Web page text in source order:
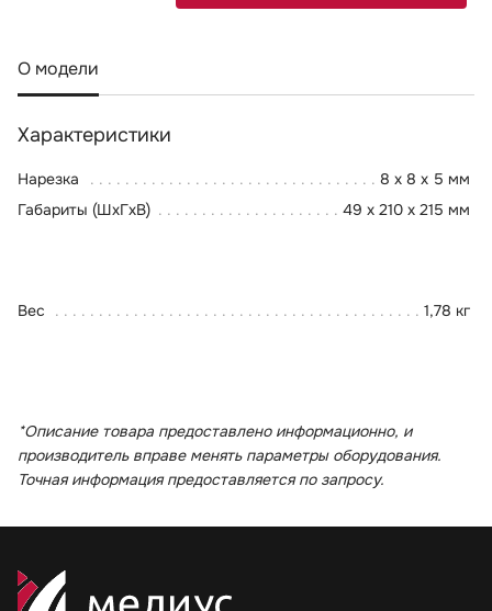
О модели
Характеристики
Нарезка
8 х 8 х 5 мм
Габариты (ШхГхВ)
49 x 210 x 215 мм
Вес 1,78 кг
*Описание товара предоставлено информационно, и
производитель вправе менять параметры оборудования.
Точная информация предоставляется по запросу.